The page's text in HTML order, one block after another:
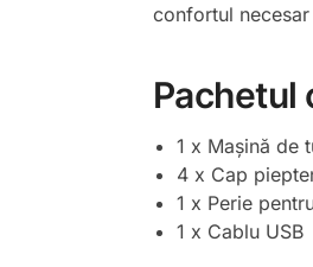
confortul
Pachetul
1 x Mașină de
4 x Cap
1 x Perie
1 x Cablu USB